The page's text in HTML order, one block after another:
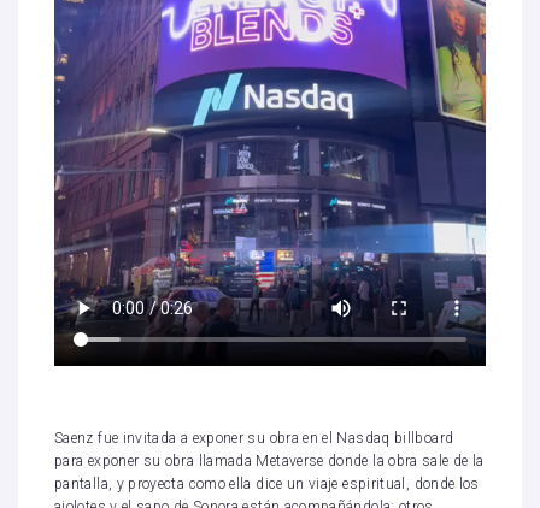
Saenz fue invitada a exponer su obra en el Nasdaq billboard
para exponer su obra llamada Metaverse donde la obra sale de la
pantalla, y proyecta como ella dice un viaje espiritual, donde los